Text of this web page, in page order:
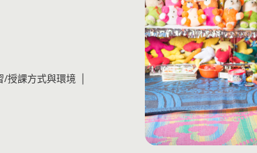
/授課方式與環境